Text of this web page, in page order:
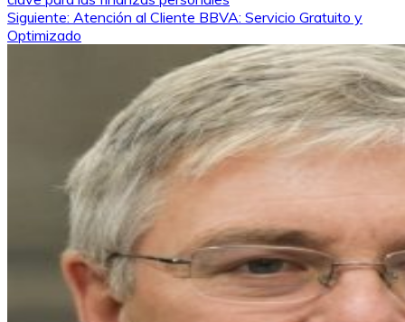
de
entradas
Siguiente: Atención al Cliente BBVA: Servicio Gratuito y
Optimizado